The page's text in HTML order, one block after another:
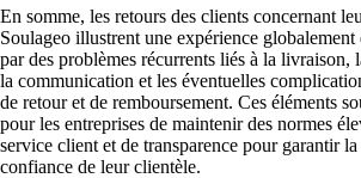
En somme, les retours des clients concernant
Soulageo illustrent une expérience globalement
par des problèmes récurrents liés à la livraison,
la communication et les éventuelles
de retour et de remboursement. Ces éléments
pour les entreprises de maintenir des normes
service client et de transparence pour garantir
confiance de leur clientèle.